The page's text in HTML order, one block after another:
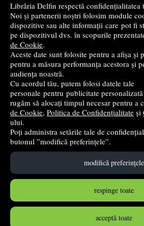
Librăria Delfin respectă confidențialitatea
Noi și partenerii noștri folosim module
dispozitive sau alte informații care pot fi
pe dispozitivul dvs. în scopurile
de Cookie.
Aceste date sunt folosite pentru a afișa și
pentru a măsura performanța acestora și
audiența noastră.
Cu acordul tău, putem folosi datele tale
personale pentru publicitate
rugăm să alocați timpul necesar pentru a
de Cookie, Politica de Confidențialitate și
ului.
Poți administra setările tale de
butonul ”modifică preferințele”.
modifică preferințele
respinge toate
acceptă toate
Cele mai bune cărți de istorie
Top cărți beletristică
...toate știrile
© 2004 - 2026 Grup
Magazin onlinecreat de
Created in 0.0830